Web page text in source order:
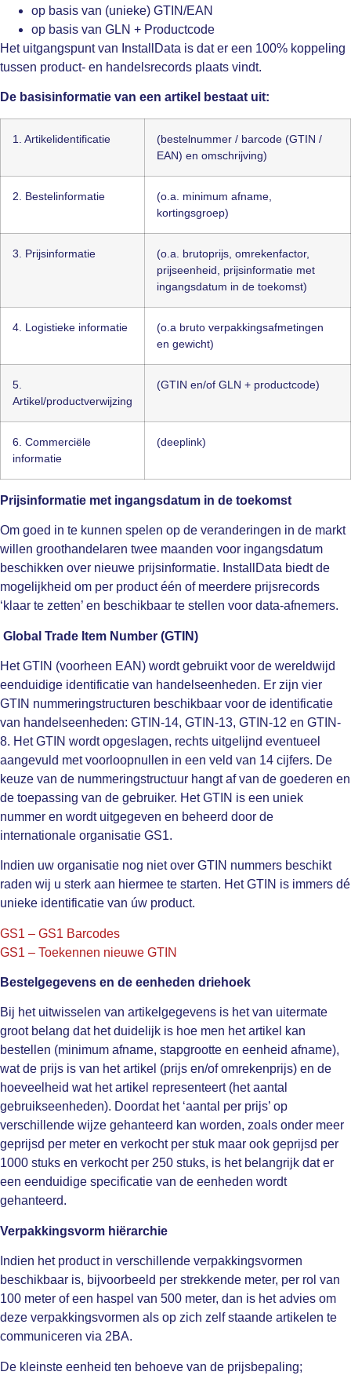
op basis van (unieke) GTIN/EAN
op basis van GLN + Productcode
Het uitgangspunt van InstallData is dat er een 100% koppeling
tussen product- en handelsrecords plaats vindt.
De basisinformatie van een artikel bestaat uit:
1. Artikelidentificatie
(bestelnummer / barcode (GTIN /
EAN) en omschrijving)
2. Bestelinformatie
(o.a. minimum afname,
kortingsgroep)
3. Prijsinformatie
(o.a. brutoprijs, omrekenfactor,
prijseenheid, prijsinformatie met
ingangsdatum in de toekomst)
4. Logistieke informatie
(o.a bruto verpakkingsafmetingen
en gewicht)
5.
Artikel/productverwijzing
(GTIN en/of GLN + productcode)
6. Commerciële
informatie
(deeplink)
Prijsinformatie met ingangsdatum in de toekomst
Om goed in te kunnen spelen op de veranderingen in de markt
willen groothandelaren twee maanden voor ingangsdatum
beschikken over nieuwe prijsinformatie. InstallData biedt de
mogelijkheid om per product één of meerdere prijsrecords
‘klaar te zetten’ en beschikbaar te stellen voor data-afnemers.
Global Trade Item Number (GTIN)
Het GTIN (voorheen EAN) wordt gebruikt voor de wereldwijd
eenduidige identificatie van handelseenheden. Er zijn vier
GTIN nummeringstructuren beschikbaar voor de identificatie
van handelseenheden: GTIN-14, GTIN-13, GTIN-12 en GTIN-
8. Het GTIN wordt opgeslagen, rechts uitgelijnd eventueel
aangevuld met voorloopnullen in een veld van 14 cijfers. De
keuze van de nummeringstructuur hangt af van de goederen en
de toepassing van de gebruiker. Het GTIN is een uniek
nummer en wordt uitgegeven en beheerd door de
internationale organisatie GS1.
Indien uw organisatie nog niet over GTIN nummers beschikt
raden wij u sterk aan hiermee te starten. Het GTIN is immers dé
unieke identificatie van úw product.
GS1 – GS1 Barcodes
GS1 – Toekennen nieuwe GTIN
Bestelgegevens en de eenheden driehoek
Bij het uitwisselen van artikelgegevens is het van uitermate
groot belang dat het duidelijk is hoe men het artikel kan
bestellen (minimum afname, stapgrootte en eenheid afname),
wat de prijs is van het artikel (prijs en/of omrekenprijs) en de
hoeveelheid wat het artikel representeert (het aantal
gebruikseenheden). Doordat het ‘aantal per prijs’ op
verschillende wijze gehanteerd kan worden, zoals onder meer
geprijsd per meter en verkocht per stuk maar ook geprijsd per
1000 stuks en verkocht per 250 stuks, is het belangrijk dat er
een eenduidige specificatie van de eenheden wordt
gehanteerd.
Verpakkingsvorm hiërarchie
Indien het product in verschillende verpakkingsvormen
beschikbaar is, bijvoorbeeld per strekkende meter, per rol van
100 meter of een haspel van 500 meter, dan is het advies om
deze verpakkingsvormen als op zich zelf staande artikelen te
communiceren via 2BA.
De kleinste eenheid ten behoeve van de prijsbepaling;